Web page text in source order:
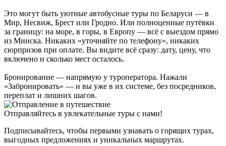
Это могут быть уютные автобусные туры по Беларуси — в
Мир, Несвиж, Брест или Гродно. Или полноценные путёвки
за границу: на море, в горы, в Европу — всё с выездом прямо
из Минска. Никаких «уточняйте по телефону», никаких
сюрпризов при оплате. Вы видите всё сразу: дату, цену, что
включено и сколько мест осталось.
Бронирование — напрямую у туроператора. Нажали
«Забронировать» — и вы уже в их системе, без посредников,
переплат и лишних шагов.
Отправляйтесь в увлекательные туры с нами!
Подписывайтесь, чтобы первыми узнавать о горящих турах,
выгодных предложениях и уникальных маршрутах.